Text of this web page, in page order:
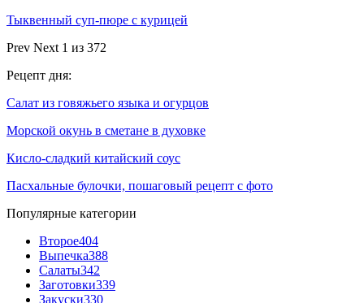
Тыквенный суп-пюре с курицей
Prev Next 1 из 372
Рецепт дня:
Салат из говяжьего языка и огурцов
Морской окунь в сметане в духовке
Кисло-сладкий китайский соус
Пасхальные булочки, пошаговый рецепт с фото
Популярные категории
Второе404
Выпечка388
Салаты342
Заготовки339
Закуски330